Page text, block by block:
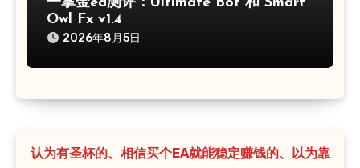
Owl Fx v1.4
2026年8月5日
认为有圣杯的、相信买个EA就能稳定赚钱的、以为靠